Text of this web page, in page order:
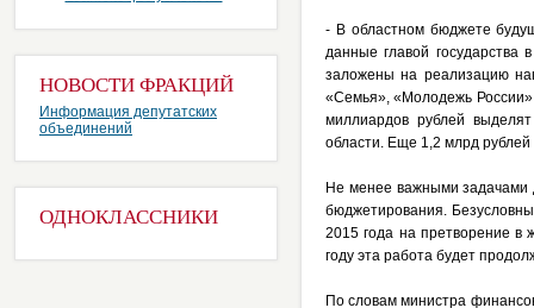
НОВОСТИ ФРАКЦИЙ
Информация депутатских
объединений
ОДНОКЛАССНИКИ
- В областном бюджете
данные главой государства
заложены на реализацию
«Семья», «Молодежь
миллиардов рублей
области. Еще 1,2 млрд
Не менее важными задачами
бюджетирования.
2015 года на претворение в
году эта работа будет
По словам министра